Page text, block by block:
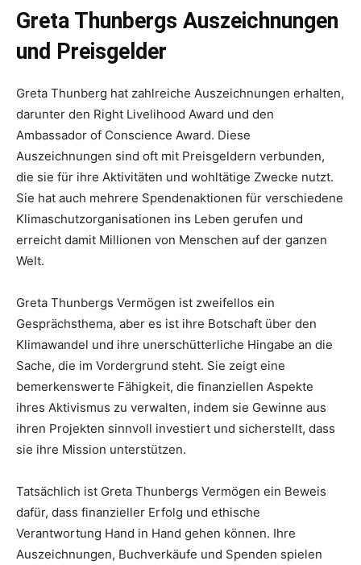
Greta Thunbergs Auszeichnungen
und Preisgelder
Greta Thunberg hat zahlreiche Auszeichnungen erhalten,
darunter den Right Livelihood Award und den
Ambassador of Conscience Award. Diese
Auszeichnungen sind oft mit Preisgeldern verbunden,
die sie für ihre Aktivitäten und wohltätige Zwecke nutzt.
Sie hat auch mehrere Spendenaktionen für verschiedene
Klimaschutzorganisationen ins Leben gerufen und
erreicht damit Millionen von Menschen auf der ganzen
Welt.
Greta Thunbergs Vermögen ist zweifellos ein
Gesprächsthema, aber es ist ihre Botschaft über den
Klimawandel und ihre unerschütterliche Hingabe an die
Sache, die im Vordergrund steht. Sie zeigt eine
bemerkenswerte Fähigkeit, die finanziellen Aspekte
ihres Aktivismus zu verwalten, indem sie Gewinne aus
ihren Projekten sinnvoll investiert und sicherstellt, dass
sie ihre Mission unterstützen.
Tatsächlich ist Greta Thunbergs Vermögen ein Beweis
dafür, dass finanzieller Erfolg und ethische
Verantwortung Hand in Hand gehen können. Ihre
Auszeichnungen, Buchverkäufe und Spenden spielen